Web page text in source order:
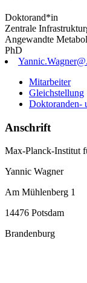
Doktorand*in
Zentrale
Angewandte
PhD
Mitarbeiter
Gleichstellung
Doktoranden-
Anschrift
Max-Planck-Institut
Yannic Wagner
Am Mühlenberg 1
14476 Potsdam
Brandenburg